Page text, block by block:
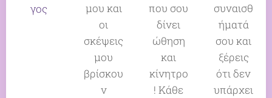
γος
μου και
οι
σκέψεις
μου
βρίσκου
ν
που σου
δίνει
ώθηση
και
κίνητρο
! Κάθε
συναισθ
ήματά
σου και
ξέρεις
ότι δεν
υπάρχει